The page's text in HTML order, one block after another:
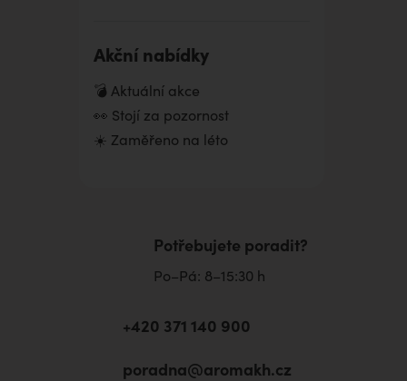
Akční nabídky
💣 Aktuální akce
👀 Stojí za pozornost
☀️ Zaměřeno na léto
Potřebujete poradit?
Po–Pá: 8–15:30 h
+420 371 140 900
poradna@aromakh.cz